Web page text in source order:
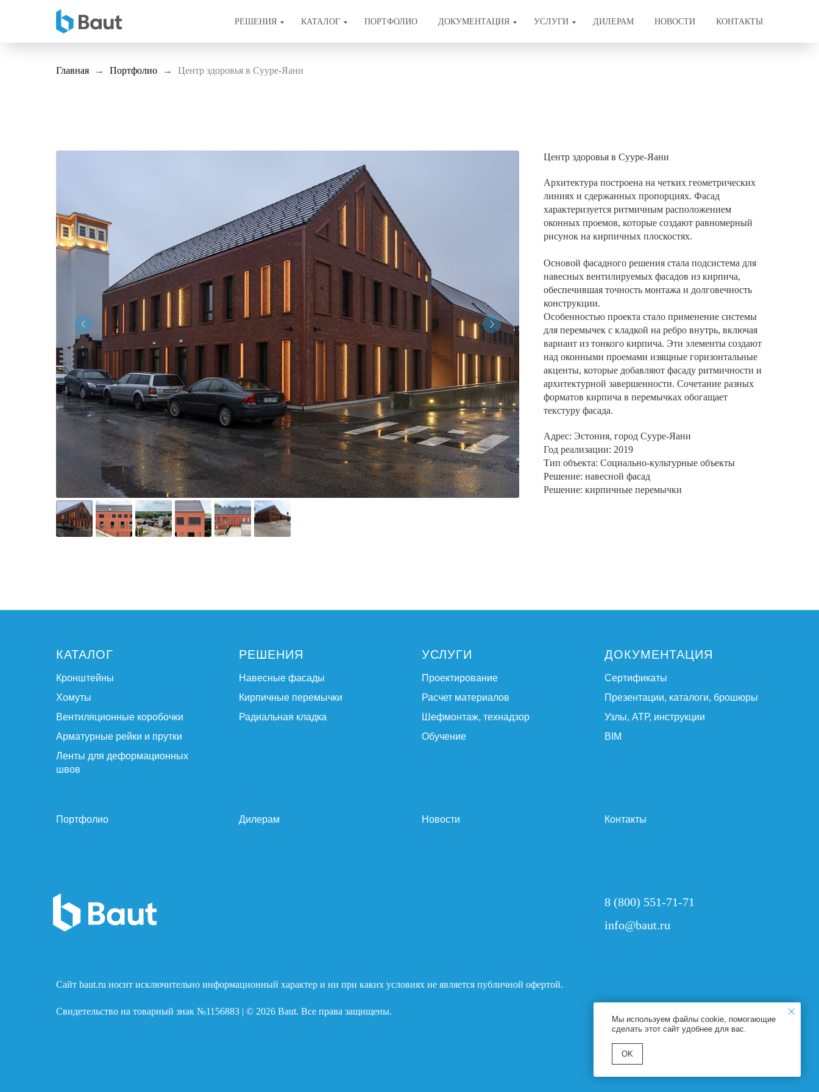
РЕШЕНИЯ КАТАЛОГ ПОРТФОЛИО ДОКУМЕНТАЦИЯ УСЛУГИ ДИЛЕРАМ НОВОСТИ КОНТАКТЫ
Главная Портфолио Центр здоровья в Сууре-Яани
Мы используем файлы cookie, помогающие
сделать этот сайт удобнее для вас.
ОK
Центр здоровья в Сууре-Яани
Архитектура построена на четких геометрических
линиях и сдержанных пропорциях. Фасад
характеризуется ритмичным расположением
оконных проемов, которые создают равномерный
рисунок на кирпичных плоскостях.
Основой фасадного решения стала подсистема для
навесных вентилируемых фасадов из кирпича,
обеспечившая точность монтажа и долговечность
конструкции.
Особенностью проекта стало применение системы
для перемычек с кладкой на ребро внутрь, включая
вариант из тонкого кирпича. Эти элементы создают
над оконными проемами изящные горизонтальные
акценты, которые добавляют фасаду ритмичности и
архитектурной завершенности. Сочетание разных
форматов кирпича в перемычках обогащает
текстуру фасада.
Адрес: Эстония, город Сууре-Яани
Год реализации: 2019
Тип объекта: Социально-культурные объекты
Решение: навесной фасад
Решение: кирпичные перемычки
КАТАЛОГ
Кронштейны
Хомуты
Вентиляционные коробочки
Арматурные рейки и прутки
Ленты для деформационных
швов
РЕШЕНИЯ
Навесные фасады
Кирпичные перемычки
Радиальная кладка
УСЛУГИ
Проектирование
Расчет материалов
Шефмонтаж, технадзор
Обучение
ДОКУМЕНТАЦИЯ
Сертификаты
Презентации, каталоги, брошюры
Узлы, АТР, инструкции
BIM
Портфолио Дилерам Новости Контакты
8 (800) 551-71-71
info@baut.ru
Сайт baut.ru носит исключительно информационный характер и ни при каких условиях не является публичной офертой.
Свидетельство на товарный знак №1156883 | © 2026 Baut. Все права защищены.